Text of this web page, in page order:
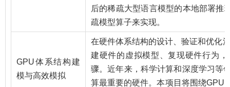
后的稀疏大型语言模型的本地部署推
疏模型算子来实现。
GPU体系结构建
模与高效模拟
在硬件体系结构的设计、验证和优化
建硬件的虚拟模型、复现硬件行为
骤。近年来，科学计算和深度学习等
算最重要的硬件。本项目将围绕GPU